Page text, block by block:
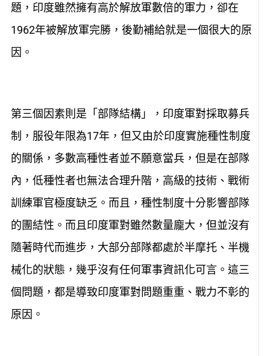
題，印度雖然擁有高於解放軍數倍的軍力，卻在
1962年被解放軍完勝，後勤補給就是一個很大的原
因。
第三個因素則是「部隊結構」，印度軍對採取募兵
制，服役年限為17年，但又由於印度實施種性制度
的關係，多數高種性者並不願意當兵，但是在部隊
內，低種性者也無法合理升階，高級的技術、戰術
訓練軍官極度缺乏。而且，種性制度十分影響部隊
的團結性。而且印度軍對雖然數量龐大，但並沒有
隨著時代而進步，大部分部隊都處於半摩托、半機
械化的狀態，幾乎沒有任何軍事資訊化可言。這三
個問題，都是導致印度軍對問題重重、戰力不彰的
原因。